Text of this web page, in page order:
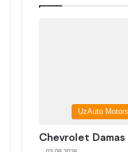
UzAuto
Chevrolet Damas